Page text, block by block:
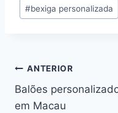
Post:
#bexiga personalizada
Navegação
de
ANTERIOR
Balões
em Macau